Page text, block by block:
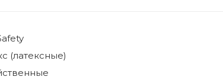
(латексные)